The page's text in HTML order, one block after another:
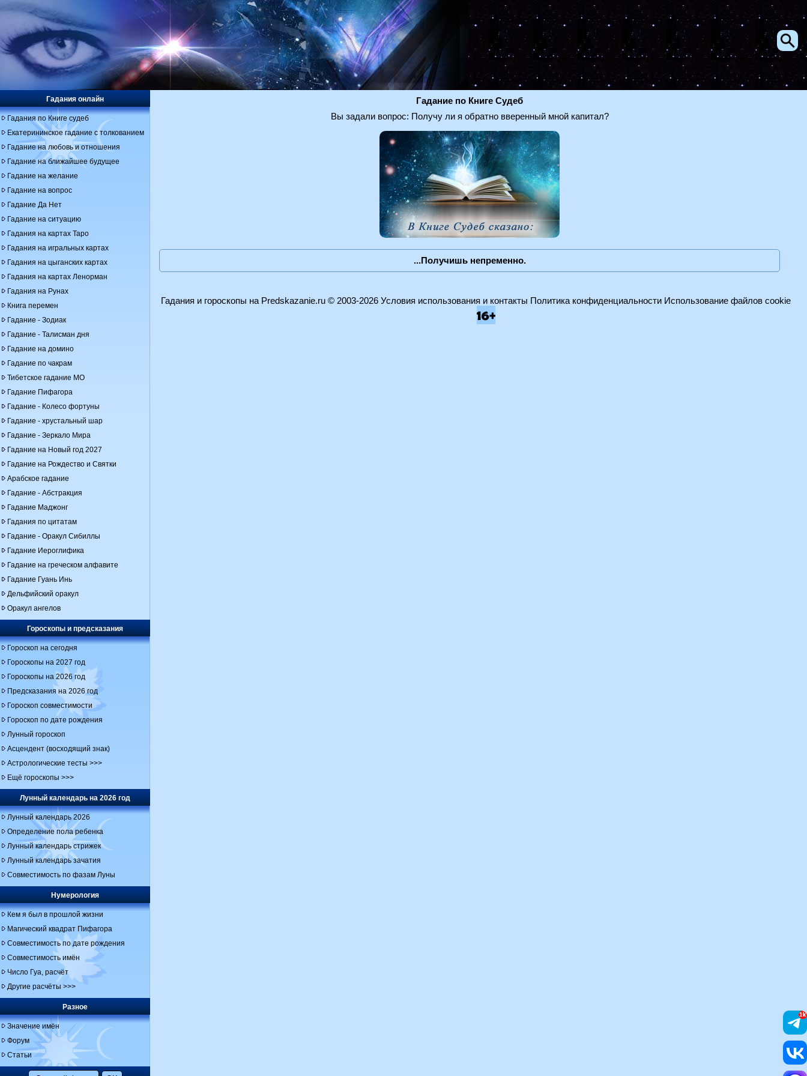
Гадание по Книге Судеб
Вы задали вопрос: Получу ли я обратно вверенный мной капитал?
...Получишь непременно.
Гадания онлайн
Гадания по Книге судеб
Екатерининское гадание с толкованием
Гадание на любовь и отношения
Гадание на ближайшее будущее
Гадание на желание
Гадание на вопрос
Гадание Да Нет
Гадание на ситуацию
Гадания на картах Таро
Гадания на игральных картах
Гадания на цыганских картах
Гадания на картах Ленорман
Гадания на Рунах
Книга перемен
Гадание - Зодиак
Гадание - Талисман дня
Гадание на домино
Гадание по чакрам
Тибетское гадание МО
Гадание Пифагора
Гадание - Колесо фортуны
Гадание - хрустальный шар
Гадание - Зеркало Мира
Гадание на Новый год 2027
Гадание на Рождество и Святки
Арабское гадание
Гадание - Абстракция
Гадание Маджонг
Гадания по цитатам
Гадание - Оракул Сибиллы
Гадание Иероглифика
Гадание на греческом алфавите
Гадание Гуань Инь
Дельфийский оракул
Оракул ангелов
Гороскопы и предсказания
Гороскоп на сегодня
Гороскопы на 2027 год
Гороскопы на 2026 год
Предсказания на 2026 год
Гороскоп совместимости
Гороскоп по дате рождения
Лунный гороскоп
Асцендент (восходящий знак)
Астрологические тесты >>>
Ещё гороскопы >>>
Лунный календарь на 2026 год
Лунный календарь 2026
Определение пола ребенка
Лунный календарь стрижек
Лунный календарь зачатия
Совместимость по фазам Луны
Нумерология
Кем я был в прошлой жизни
Магический квадрат Пифагора
Совместимость по дате рождения
Совместимость имён
Число Гуа, расчёт
Другие расчёты >>>
Разное
Значение имён
Форум
Статьи
Гадания и гороскопы на Predskazanie.ru© 2003-2026 Условия использования и контакты Политика конфиденциальности Использование файлов cookie